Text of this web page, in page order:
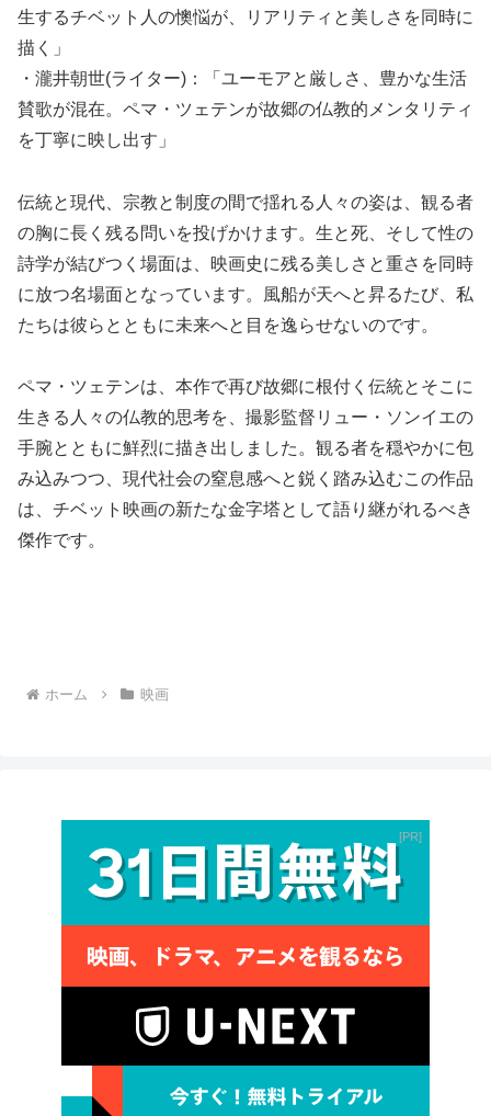
生するチベット人の懊悩が、リアリティと美しさを同時に
描く」
・瀧井朝世(ライター)：「ユーモアと厳しさ、豊かな生活
賛歌が混在。ペマ・ツェテンが故郷の仏教的メンタリティ
を丁寧に映し出す」
伝統と現代、宗教と制度の間で揺れる人々の姿は、観る者
の胸に長く残る問いを投げかけます。生と死、そして性の
詩学が結びつく場面は、映画史に残る美しさと重さを同時
に放つ名場面となっています。風船が天へと昇るたび、私
たちは彼らとともに未来へと目を逸らせないのです。
ペマ・ツェテンは、本作で再び故郷に根付く伝統とそこに
生きる人々の仏教的思考を、撮影監督リュー・ソンイエの
手腕とともに鮮烈に描き出しました。観る者を穏やかに包
み込みつつ、現代社会の窒息感へと鋭く踏み込むこの作品
は、チベット映画の新たな金字塔として語り継がれるべき
傑作です。
ホーム 映画
PR